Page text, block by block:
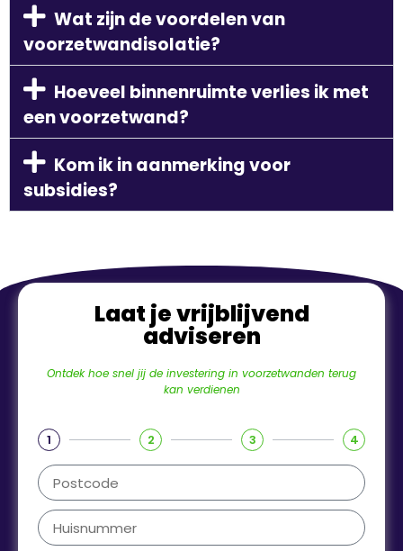
Meer informatie
Wat zijn de voordelen van
voorzetwandisolatie?
Hoeveel binnenruimte verlies ik met
een voorzetwand?
Kom ik in aanmerking voor
subsidies?
Laat je vrijblijvend
adviseren
Ontdek hoe snel jij de investering in voorzetwanden terug
kan verdienen
1 2 3 4